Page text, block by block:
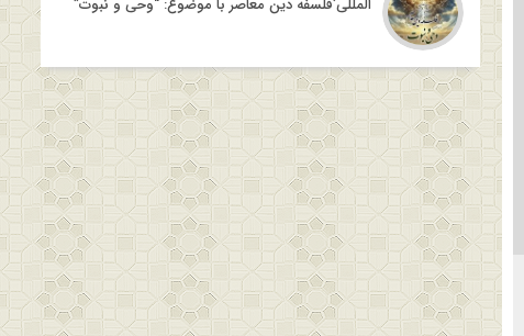
المللی’فلسفه دین معاصر با موضوع: “وحی و نبوت”